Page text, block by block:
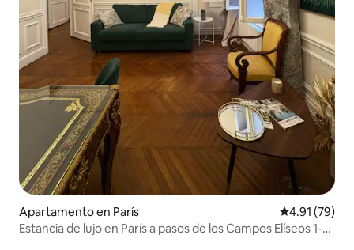
Apartamento en París Calificación
4.91 (79)
Estancia de lujo en París a pasos de los Campos Elíseos 1-